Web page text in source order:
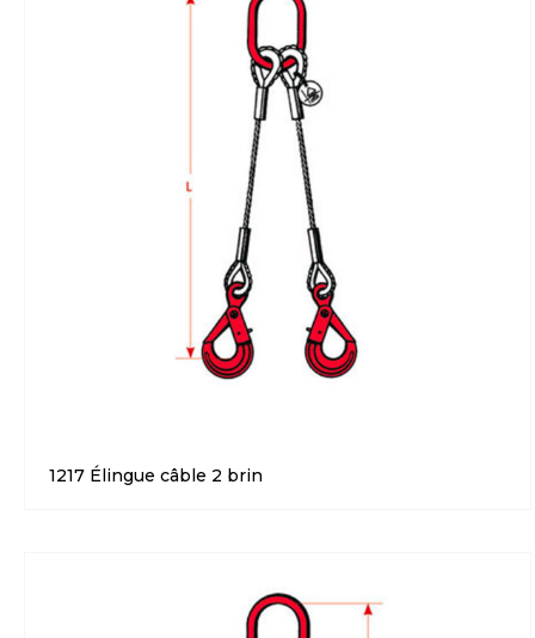
1217 Élingue câble 2 brin